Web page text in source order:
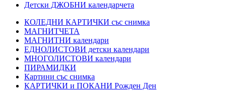
Детски ДЖОБНИ календарчета
КОЛЕДНИ КАРТИЧКИ със снимка
МАГНИТЧЕТА
МАГНИТНИ календари
ЕДНОЛИСТОВИ детски календари
МНОГОЛИСТОВИ календари
ПИРАМИДКИ
Картини със снимка
КАРТИЧКИ и ПОКАНИ Рожден Ден